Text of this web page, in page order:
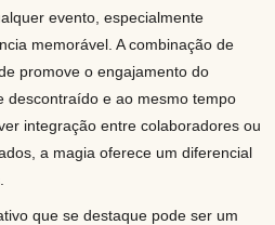
evento, especialmente
memorável. A combinação de
promove o engajamento do
descontraído e ao mesmo tempo
integração entre colaboradores ou
a magia oferece um diferencial
que se destaque pode ser um